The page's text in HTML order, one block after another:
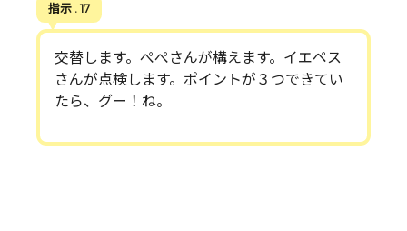
指示 . 17
交替します。ぺぺさんが構えます。イエペス
さんが点検します。ポイントが３つできてい
たら、グー！ね。